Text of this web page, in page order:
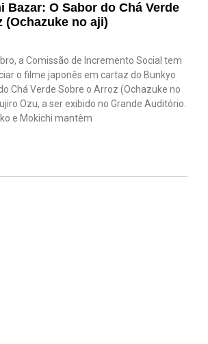
Bazar: O Sabor do Chá Verde
(Ochazuke no aji)
a Comissão de Incremento Social tem
o filme japonês em cartaz do Bunkyo
Chá Verde Sobre o Arroz (Ochazuke no
Ozu, a ser exibido no Grande Auditório.
e Mokichi mantêm